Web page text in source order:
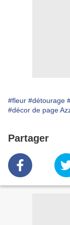
#fleur #détourage
#décor de page
Partager